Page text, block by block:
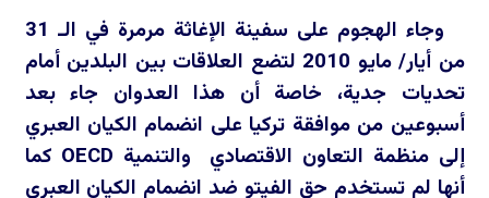
وجاء الهجوم على سفينة الإغاثة مرمرة في الـ 31
من أيار/ مايو 2010 لتضع العلاقات بين البلدين أمام
تحديات جدية، خاصة أن هذا العدوان جاء بعد
أسبوعين من موافقة تركيا على انضمام الكيان العبري
إلى منظمة التعاون الاقتصادي والتنمية OECD كما
أنها لم تستخدم حق الفيتو ضد انضمام الكيان العبري